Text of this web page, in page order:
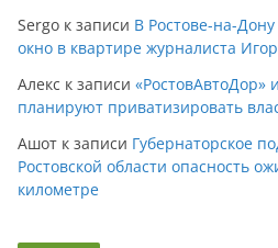
Sergo к записи В Ростове-на-
окно в квартире журналиста
Алекс к записи «РостовАвтоДор»
планируют приватизировать
Ашот к записи Губернаторское
Ростовской области опасность
километре